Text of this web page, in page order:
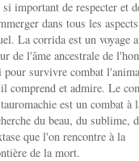
si important de respecter et
dans tous les
La corrida est un voyage
de l'âme ancestrale de
pour survivre combat
comprend et admire. Le
est un combat à
du beau, du sublime,
que l'on rencontre à la
de la mort.